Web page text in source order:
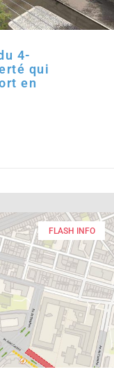
4-
qui
en
FLASH INFO